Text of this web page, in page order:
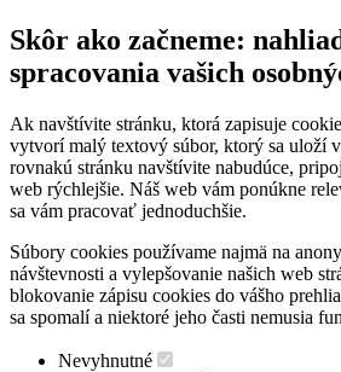
Skôr ako začneme:
spracovania vašich
Ak navštívite stránku, ktorá zapisuje
vytvorí malý textový súbor, ktorý sa uloží
rovnakú stránku navštívite nabudúce,
web rýchlejšie. Náš web vám ponúkne
sa vám pracovať jednoduchšie.
Súbory cookies používame najmä na
návštevnosti a vylepšovanie našich web
blokovanie zápisu cookies do vášho
sa spomalí a niektoré jeho časti nemusia
Nevyhnutné